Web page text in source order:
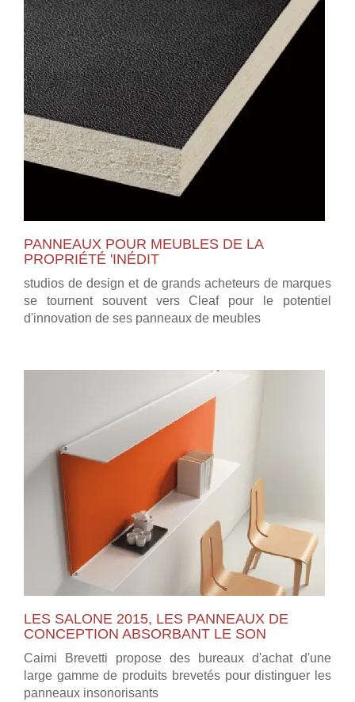
PANNEAUX POUR MEUBLES DE LA
PROPRIÉTÉ 'INÉDIT
studios de design et de grands acheteurs de marques
se tournent souvent vers Cleaf pour le potentiel
d'innovation de ses panneaux de meubles
LES SALONE 2015, LES PANNEAUX DE
CONCEPTION ABSORBANT LE SON
Caimi Brevetti propose des bureaux d'achat d'une
large gamme de produits brevetés pour distinguer les
panneaux insonorisants